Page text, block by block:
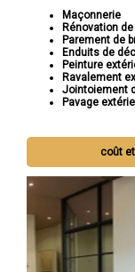
Maçonnerie
Rénovation
Parement de
Enduits de
Peinture
Ravalement
Jointoiement
Pavage
coût